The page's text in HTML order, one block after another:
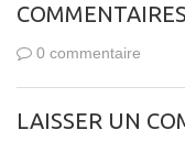
COMMENTAIRES
0 commentaire
LAISSER UN